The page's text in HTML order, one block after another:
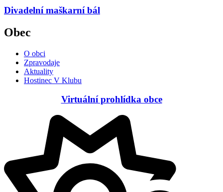
Divadelní maškarní bál
Obec
O obci
Zpravodaje
Aktuality
Hostinec V Klubu
Virtuální prohlídka obce